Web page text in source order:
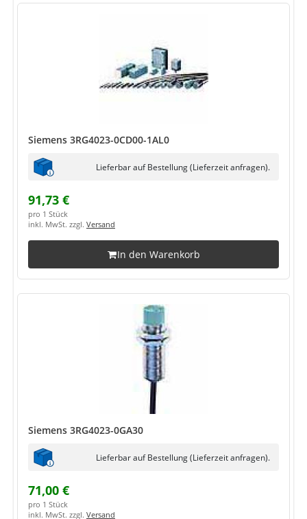
Siemens 3RG4023-0CD00-1AL0
Lieferbar auf Bestellung (Lieferzeit anfragen).
91,73 €
pro 1 Stück
inkl. MwSt. zzgl. Versand
In den Warenkorb
Siemens 3RG4023-0GA30
Lieferbar auf Bestellung (Lieferzeit anfragen).
71,00 €
pro 1 Stück
inkl. MwSt. zzgl. Versand